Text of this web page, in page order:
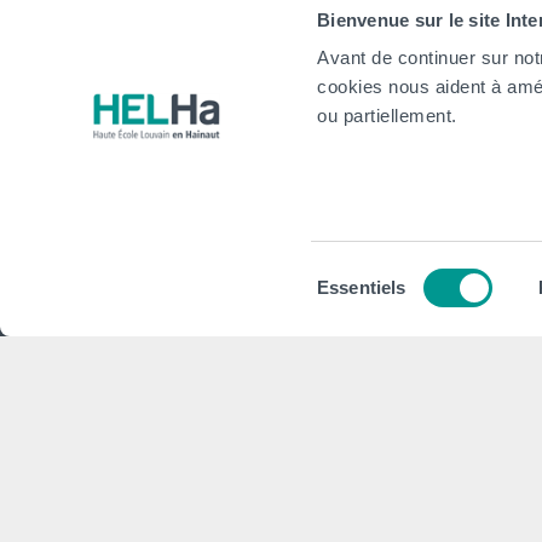
Bienvenue sur le site
Avant de continuer sur
cookies nous aident à
ou partiellement.
Essentiels
website
Plan